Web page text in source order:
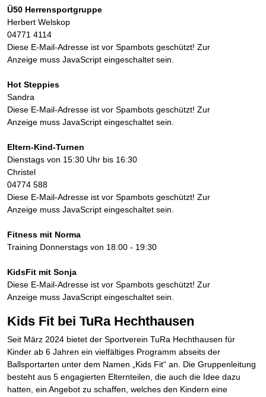
Ü50 Herrensportgruppe
Herbert Welskop
04771 4114
Diese E-Mail-Adresse ist vor Spambots geschützt! Zur
Anzeige muss JavaScript eingeschaltet sein.
Hot Steppies
Sandra
Diese E-Mail-Adresse ist vor Spambots geschützt! Zur
Anzeige muss JavaScript eingeschaltet sein.
Eltern-Kind-Turnen
Dienstags von 15:30 Uhr bis 16:30
Christel
04774 588
Diese E-Mail-Adresse ist vor Spambots geschützt! Zur
Anzeige muss JavaScript eingeschaltet sein.
Fitness mit Norma
Training Donnerstags von 18:00 - 19:30
KidsFit mit Sonja
Diese E-Mail-Adresse ist vor Spambots geschützt! Zur
Anzeige muss JavaScript eingeschaltet sein.
Kids Fit bei TuRa Hechthausen
Seit März 2024 bietet der Sportverein TuRa Hechthausen für
Kinder ab 6 Jahren ein vielfältiges Programm abseits der
Ballsportarten unter dem Namen „Kids Fit“ an. Die Gruppenleitung
besteht aus 5 engagierten Elternteilen, die auch die Idee dazu
hatten, ein Angebot zu schaffen, welches den Kindern eine